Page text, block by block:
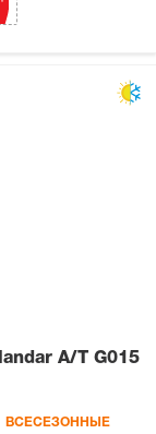
A/T G015
ВСЕСЕЗОННЫЕ